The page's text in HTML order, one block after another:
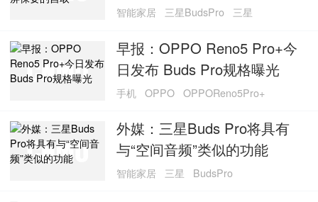
智能家居 三星BudsPro 三星
早报：OPPO Reno5 Pro+今
日发布 Buds Pro规格曝光
手机 OPPO OPPOReno5Pro+
外媒：三星Buds Pro将具有
与“空间音频”类似的功能
智能家居 三星 BudsPro